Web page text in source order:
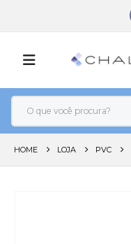
HOME LOJA PVC